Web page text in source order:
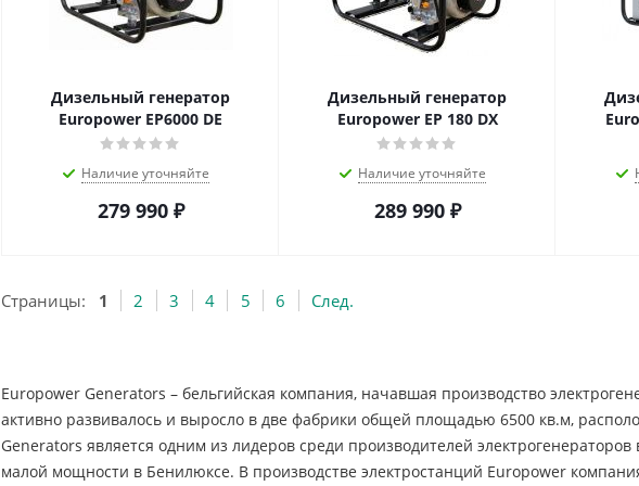
Дизельный генератор
Europower EP6000 DE
Наличие уточняйте
279 990₽
Дизельный генератор
Europower EP 180 DX
Наличие уточняйте
289 990₽
Страницы: 1 2 3 4 5 6 След.
Europower Generators – бельгийская компания, начавшая производство
активно развивалось и выросло в две фабрики общей площадью 6500 кв.м,
Generators является одним из лидеров среди производителей
малой мощности в Бенилюксе. В производстве электростанций Europower